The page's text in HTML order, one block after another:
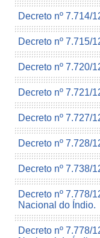
Decreto nº 7.714/
Decreto nº 7.715/
Decreto nº 7.720/
Decreto nº 7.721/
Decreto nº 7.727/
Decreto nº 7.728/
Decreto nº 7.738/
Decreto nº 7.778/
Nacional do Índio.
Decreto nº 7.778/